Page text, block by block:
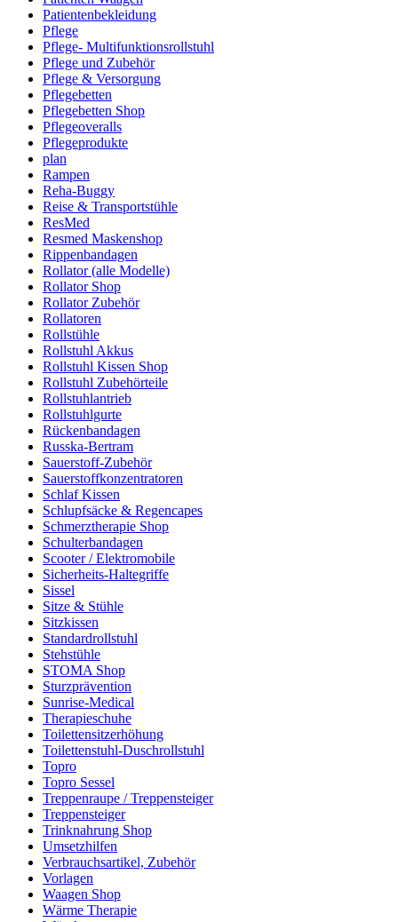
Patientenbekleidung
Pflege
Pflege- Multifunktionsrollstuhl
Pflege und Zubehör
Pflege & Versorgung
Pflegebetten
Pflegebetten Shop
Pflegeoveralls
Pflegeprodukte
plan
Rampen
Reha-Buggy
Reise & Transportstühle
ResMed
Resmed Maskenshop
Rippenbandagen
Rollator (alle Modelle)
Rollator Shop
Rollator Zubehör
Rollatoren
Rollstühle
Rollstuhl Akkus
Rollstuhl Kissen Shop
Rollstuhl Zubehörteile
Rollstuhlantrieb
Rollstuhlgurte
Rückenbandagen
Russka-Bertram
Sauerstoff-Zubehör
Sauerstoffkonzentratoren
Schlaf Kissen
Schlupfsäcke & Regencapes
Schmerztherapie Shop
Schulterbandagen
Scooter / Elektromobile
Sicherheits-Haltegriffe
Sissel
Sitze & Stühle
Sitzkissen
Standardrollstuhl
Stehstühle
STOMA Shop
Sturzprävention
Sunrise-Medical
Therapieschuhe
Toilettensitzerhöhung
Toilettenstuhl-Duschrollstuhl
Topro
Topro Sessel
Treppenraupe / Treppensteiger
Treppensteiger
Trinknahrung Shop
Umsetzhilfen
Verbrauchsartikel, Zubehör
Vorlagen
Waagen Shop
Wärme Therapie